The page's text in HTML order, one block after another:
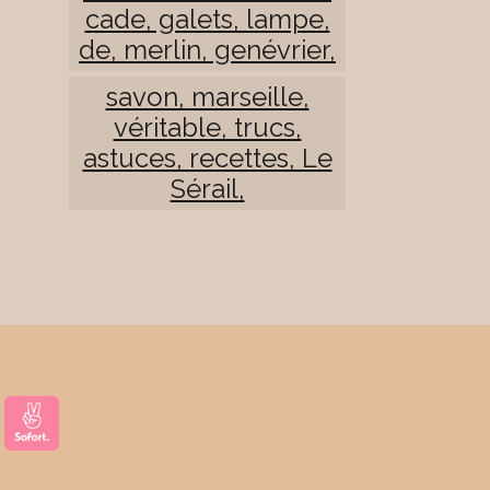
cade, galets, lampe,
de, merlin, genévrier,
savon, marseille,
véritable, trucs,
astuces, recettes, Le
Sérail,